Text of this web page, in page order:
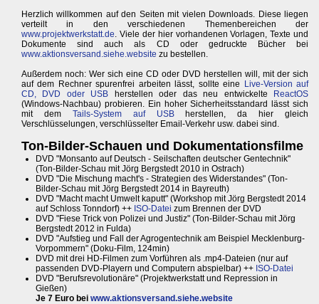
Herzlich willkommen auf den Seiten mit vielen Downloads. Diese liegen
verteilt in den verschiedenen Themenbereichen der
www.projektwerkstatt.de. Viele der hier vorhandenen Vorlagen, Texte und
Dokumente sind auch als CD oder gedruckte Bücher bei
www.aktionsversand.siehe.website zu bestellen.
Außerdem noch: Wer sich eine CD oder DVD herstellen will, mit der sich
auf dem Rechner spurenfrei arbeiten lässt, sollte eine
Live-Version auf
CD, DVD oder USB herstellen oder das neu entwickelte
ReactOS
(Windows-Nachbau) probieren. Ein hoher Sicherheitsstandard lässt sich
mit dem Tails-System auf USBherstellen, da hier gleich
Verschlüsselungen, verschlüsselter Email-Verkehr usw. dabei sind.
Ton-Bilder-Schauen und Dokumentationsfilme
DVD "Monsanto auf Deutsch - Seilschaften deutscher Gentechnik"
(Ton-Bilder-Schau mit Jörg Bergstedt 2010 in Ostrach)
DVD "Die Mischung macht's - Strategien des Widerstandes" (Ton-
Bilder-Schau mit Jörg Bergstedt 2014 in Bayreuth)
DVD "Macht macht Umwelt kaputt" (Workshop mit Jörg Bergstedt 2014
auf Schloss Tonndorf) ++ ISO-Datei zum Brennen der DVD
DVD "Fiese Trick von Polizei und Justiz" (Ton-Bilder-Schau mit Jörg
Bergstedt 2012 in Fulda)
DVD "Aufstieg und Fall der Agrogentechnik am Beispiel Mecklenburg-
Vorpommern" (Doku-Film, 124min)
DVD mit drei HD-Filmen zum Vorführen als .mp4-Dateien (nur auf
passenden DVD-Playern und Computern abspielbar) ++ ISO-Datei
DVD "Berufsrevolutionäre" (Projektwerkstatt und Repression in
Gießen)
Je 7 Euro bei www.aktionsversand.siehe.website